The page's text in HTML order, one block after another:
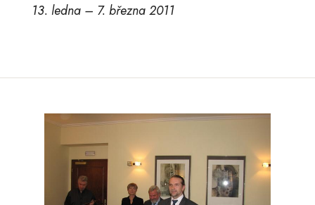
13. ledna – 7. března 2011